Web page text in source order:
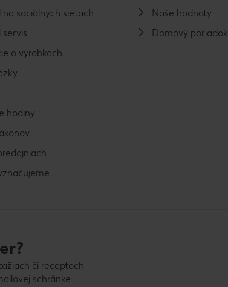
na sociálnych sieťach
servis
o výrobkoch
hodiny
Naše hodnoty
Domový poriadok
či receptoch
schránke.